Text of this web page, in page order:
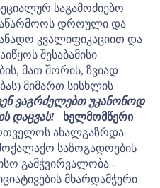
საგამოძიებო
აწარმოოს დროული და
კვალიფიკაციით და
შესაბამისი
მათ შორის, ზვიად
მიმართ სისხლის
ვაგრძელებთ უკანონოდ
დაცვას!
ხელმომწერი
ახალგაზრდა
საზოგადოების
გამჭვირვალობა -
მხარდამჭერი